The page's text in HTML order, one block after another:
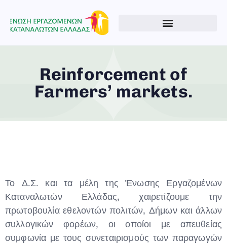
Reinforcement of
Farmers’ markets.
Το Δ.Σ. και τα μέλη της Ένωσης Εργαζομένων
Καταναλωτών Ελλάδας, χαιρετίζουμε την
πρωτοβουλία εθελοντών πολιτών, Δήμων και άλλων
συλλογικών φορέων, οι οποίοι με απευθείας
συμφωνία με τους συνεταιρισμούς των παραγωγών